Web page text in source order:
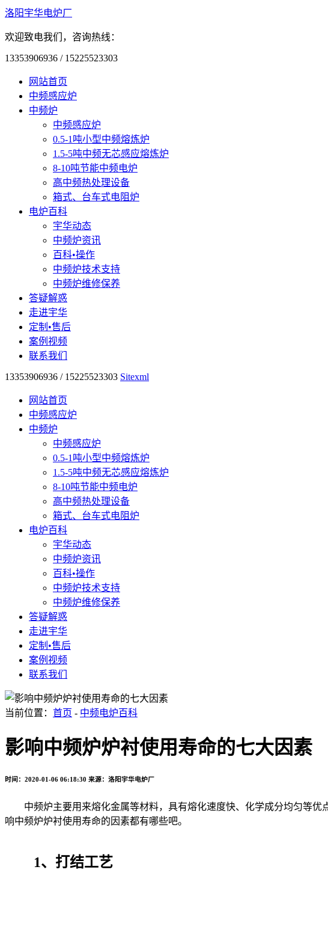
洛阳宇华电炉厂
欢迎致电我们，咨询热线：
13353906936 / 15225523303
网站首页
中频感应炉
中频炉
中频感应炉
0.5-1吨小型中频熔炼炉
1.5-5吨中频无芯感应熔炼炉
8-10吨节能中频电炉
高中频热处理设备
箱式、台车式电阻炉
电炉百科
宇华动态
中频炉资讯
百科•操作
中频炉技术支持
中频炉维修保养
答疑解惑
走进宇华
定制•售后
案例视频
联系我们
13353906936 / 15225523303 Sitexml
网站首页
中频感应炉
中频炉
中频感应炉
0.5-1吨小型中频熔炼炉
1.5-5吨中频无芯感应熔炼炉
8-10吨节能中频电炉
高中频热处理设备
箱式、台车式电阻炉
电炉百科
宇华动态
中频炉资讯
百科•操作
中频炉技术支持
中频炉维修保养
答疑解惑
走进宇华
定制•售后
案例视频
联系我们
当前位置： 首页 - 中频电炉百科
影响中频炉炉衬使用寿命的七大因素
时间：2020-01-06 06:18:30 来源：洛阳宇华电炉厂
中频炉主要用来熔化金属等材料，具有熔化速度快、化学成分均匀等优
响中频炉炉衬使用寿命的因素都有哪些吧。
1、打结工艺